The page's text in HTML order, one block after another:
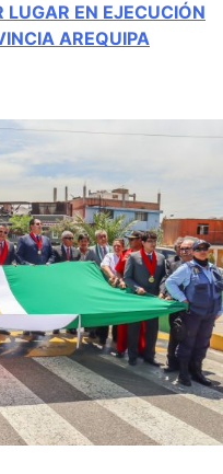
LUGAR EN EJECUCIÓN
AREQUIPA